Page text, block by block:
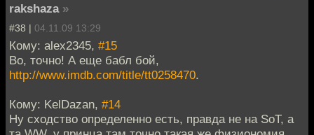
rakshaza »
#38 | 04.11.09 13:29
Кому: alex2345, #15
Во, точно! А еще бабл бой,
http://www.imdb.com/title/tt0258470.
Кому: KelDazan, #14
Ну сходство определенно есть, правда не на SoT, а